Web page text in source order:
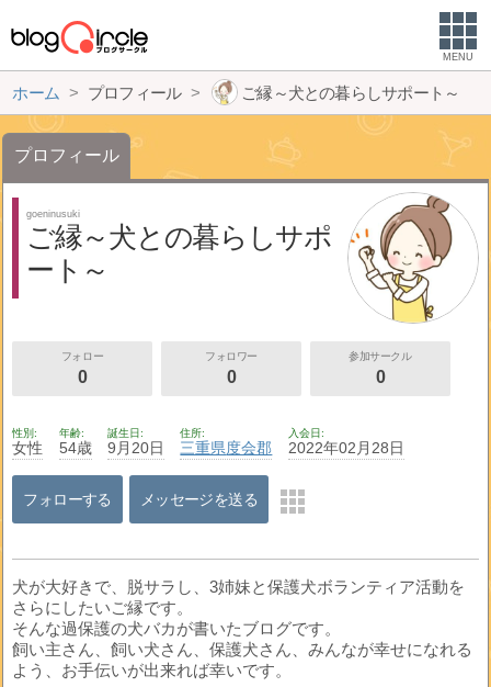
MENU
ホーム プロフィール ご縁～犬との暮らしサポート～
プロフィール
goeninusuki
ご縁～犬との暮らしサポ
ート～
フォロー
0
フォロワー
0
参加サークル
0
性別
女性
年齢
54歳
誕生日
9月20日
住所
三重県度会郡
入会日
2022年02月28日
フォローする メッセージを送る
犬が大好きで、脱サラし、3姉妹と保護犬ボランティア活動を
さらにしたいご縁です。
そんな過保護の犬バカが書いたブログです。
飼い主さん、飼い犬さん、保護犬さん、みんなが幸せになれる
よう、お手伝いが出来れば幸いです。